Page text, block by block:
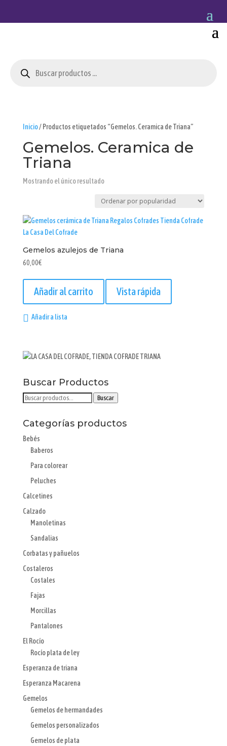
productos
Inicio/ Productos etiquetados “Gemelos. Ceramica de Triana”
Gemelos. Ceramica de
Triana
Mostrando el único resultado
Gemelos azulejos de Triana
60,00€
Añadir al carrito Vista rápida
Añadir a lista
Buscar Productos
Buscar
Buscar
Categorías productos
Bebés
Baberos
Para colorear
Peluches
Calcetines
Calzado
Manoletinas
Sandalias
Corbatas y pañuelos
Costaleros
Costales
Fajas
Morcillas
Pantalones
El Rocío
Rocío plata de ley
Esperanza de triana
Esperanza Macarena
Gemelos
Gemelos de hermandades
Gemelos personalizados
Gemelos de plata